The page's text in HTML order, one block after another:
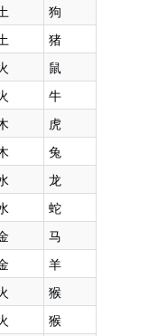
狗
猪
鼠
牛
虎
兔
龙
蛇
马
羊
猴
猴